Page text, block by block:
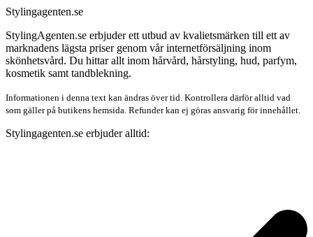
Stylingagenten.se
StylingAgenten.se erbjuder ett utbud av kvalietsmärken till ett av
marknadens lägsta priser genom vår internetförsäljning inom
skönhetsvård. Du hittar allt inom hårvård, hårstyling, hud, parfym,
kosmetik samt tandblekning.
Informationen i denna text kan ändras över tid. Kontrollera därför alltid vad
som gäller på butikens hemsida. Refunder kan ej göras ansvarig för innehållet.
Stylingagenten.se erbjuder alltid: